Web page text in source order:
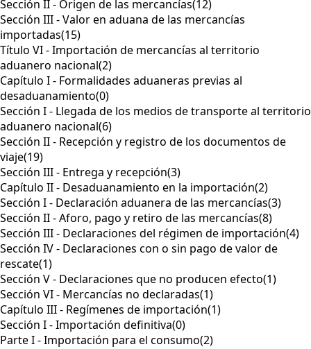
Sección II - Origen de las mercancías(12)
Sección III - Valor en aduana de las mercancías
importadas(15)
Título VI - Importación de mercancías al territorio
aduanero nacional(2)
Capítulo I - Formalidades aduaneras previas al
desaduanamiento(0)
Sección I - Llegada de los medios de transporte al territorio
aduanero nacional(6)
Sección II - Recepción y registro de los documentos de
viaje(19)
Sección III - Entrega y recepción(3)
Capítulo II - Desaduanamiento en la importación(2)
Sección I - Declaración aduanera de las mercancías(3)
Sección II - Aforo, pago y retiro de las mercancías(8)
Sección III - Declaraciones del régimen de importación(4)
Sección IV - Declaraciones con o sin pago de valor de
rescate(1)
Sección V - Declaraciones que no producen efecto(1)
Sección VI - Mercancías no declaradas(1)
Capítulo III - Regímenes de importación(1)
Sección I - Importación definitiva(0)
Parte I - Importación para el consumo(2)